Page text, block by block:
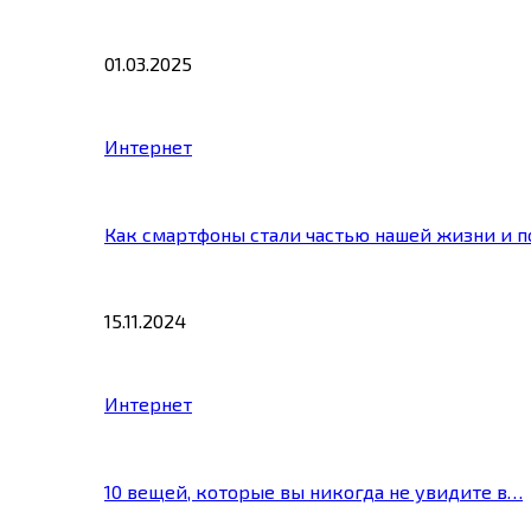
01.03.2025
Интернет
Как смартфоны стали частью нашей жизни и
15.11.2024
Интернет
10 вещей, которые вы никогда не увидите в…